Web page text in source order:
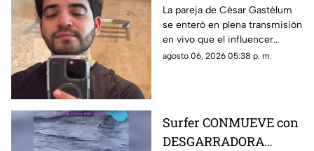
César Gastélum se
entera en vivo de su
MUERTE; así reaccionó
La pareja de César Gastélum
se enteró en plena transmisión
en vivo que el influencer
perdió la vida, así fue el
agosto 06, 2026 05:38 p. m.
Surfer CONMUEVE con
DESGARRADORA